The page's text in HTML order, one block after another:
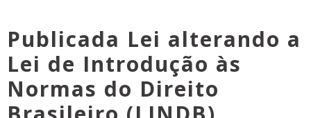
Publicada Lei alterando a
Lei de Introdução às
Normas do Direito